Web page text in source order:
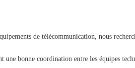
de télécommunication, nous
une bonne coordination entre les équipes